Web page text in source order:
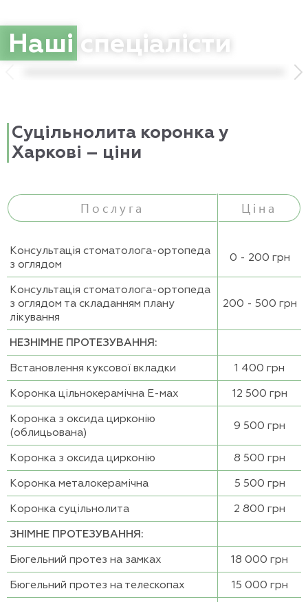
Наші спеціалісти
Cтоматолог-ортопед, терапевт
Суцільнолита коронка у
Харкові – ціни
Послуга Ціна
Консультація стоматолога-ортопеда
з оглядом
0 - 200 грн
Консультація стоматолога-ортопеда
з оглядом та складанням плану
лікування
200 - 500 грн
НЕЗНІМНЕ ПРОТЕЗУВАННЯ:
Встановлення куксової вкладки
1 400 грн
Коронка цільнокерамічна Е-мах
12 500 грн
Коронка з оксида цирконію
(облицьована)
9 500 грн
Коронка з оксида цирконію
8 500 грн
Коронка металокерамічна
5 500 грн
Коронка суцільнолита
2 800 грн
ЗНІМНЕ ПРОТЕЗУВАННЯ:
Бюгельний протез на замках
18 000 грн
Бюгельний протез на телескопах
15 000 грн